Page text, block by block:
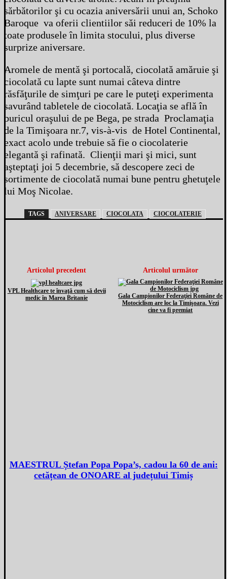
sărbătorilor şi cu ocazia aniversării unui an, Schoko
Baroque va oferii clientiilor săi reduceri de 10% la
toate produsele în limita stocului, plus diverse
surprize aniversare.
Aromele de mentă şi portocală, ciocolată amăruie şi
ciocolată cu lapte sunt numai câteva dintre
răsfăţurile de simţuri pe care le puteţi experimenta
savurând tabletele de ciocolată. Locaţia se află în
buricul oraşului de pe Bega, pe strada Proclamaţia
de la Timişoara nr.7, vis-à-vis de Hotel Continental,
exact acolo unde trebuie să fie o ciocolaterie
elegantă şi rafinată. Clienţii mari şi mici, sunt
aşteptaţi joi 5 decembrie, să descopere zeci de
sortimente de ciocolată numai bune pentru ghetuţele
lui Moş Nicolae.
TAGS ANIVERSARE CIOCOLATA CIOCOLATERIE
Articolul precedent
VPL Healthcare te învaţă cum să devii
medic în Marea Britanie
Articolul următor
Gala Campionilor Federaţiei Române de
Motociclism are loc la Timişoara. Vezi
cine va fi premiat
MAESTRUL Ștefan Popa Popa’s, cadou la 60 de ani:
cetățean de ONOARE al județului Timiș